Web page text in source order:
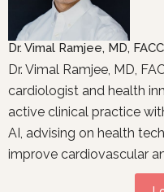
Dr. Vimal Ramjee, MD, FACC
Dr. Vimal Ramjee, MD,
cardiologist and health
active clinical practice
AI, advising on health
improve cardiovascular